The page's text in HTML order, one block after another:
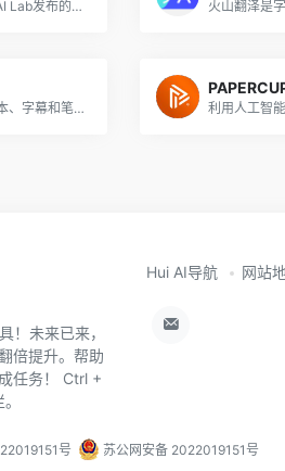
腾讯交互翻译TranSmart是由腾讯AI Lab发布的一款AI辅助翻译产品，可满足用户快速翻译的需求，用AI辅助人工翻译提高效率和质量，支持大型文件的免费翻译。
Memo是一款将视频转换为翻译文本、字幕和笔记的工具，它支持多语言，可以在中文、英文、日文和90多种语言之间进行转录和翻译。
！未来已来，
倍提升。帮助
任务！ Ctrl +
Hui AI导航 网站
号 苏公网安备 2022019151号